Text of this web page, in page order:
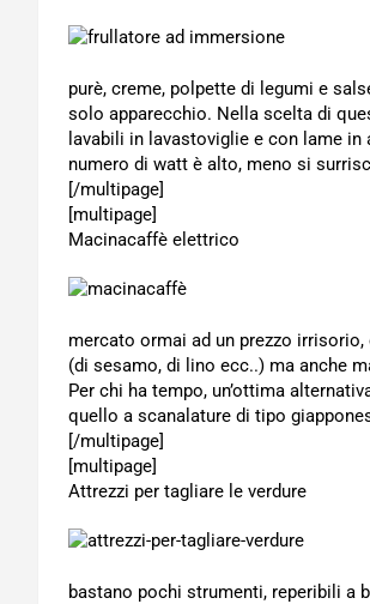
purè, creme, polpette di legumi e
solo apparecchio. Nella scelta di
lavabili in lavastoviglie e con lame
numero di watt è alto, meno si
[/multipage]
[multipage]
Macinacaffè elettrico
mercato ormai ad un prezzo
(di sesamo, di lino ecc..) ma anche
Per chi ha tempo, un’ottima
quello a scanalature di tipo
[/multipage]
[multipage]
Attrezzi per tagliare le verdure
bastano pochi strumenti, reperibili a